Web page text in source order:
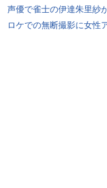
声優で雀士の伊達朱里紗
ロケでの無断撮影に女性